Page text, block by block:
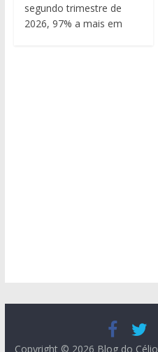
segundo trimestre de
2026, 97% a mais em
Copyright © 2026 Blog do Célio